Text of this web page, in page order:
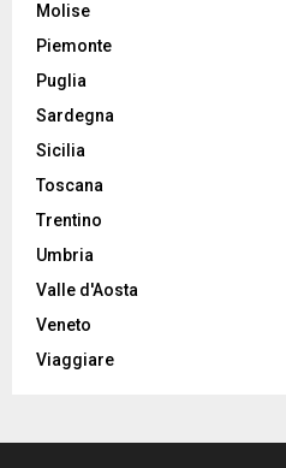
Molise
Piemonte
Puglia
Sardegna
Sicilia
Toscana
Trentino
Umbria
Valle d'Aosta
Veneto
Viaggiare